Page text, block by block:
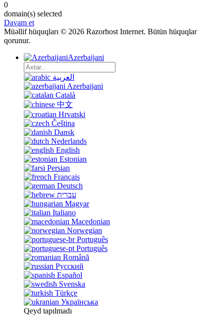
0
domain(s) selected
Davam et
Müəllif hüquqları © 2026 Razorhost Internet. Bütün hüquqlar
qorunur.
Azerbaijani
العربية
Azerbaijani
Català
中文
Hrvatski
Čeština
Dansk
Nederlands
English
Estonian
Persian
Français
Deutsch
עברית
Magyar
Italiano
Macedonian
Norwegian
Português
Português
Română
Русский
Español
Svenska
Türkçe
Українська
Qeyd tapılmadı